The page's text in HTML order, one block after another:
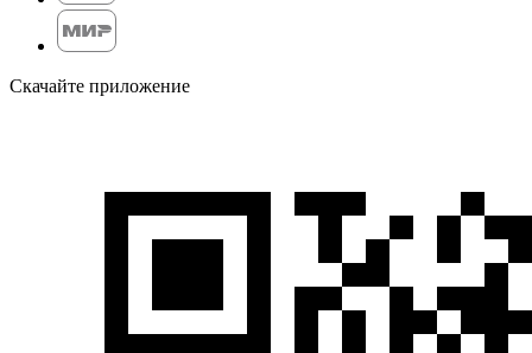
Скачайте приложение